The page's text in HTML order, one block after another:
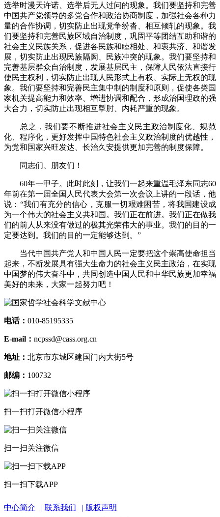
选举时漫天许诺、选举后无人过问的现象。我们要坚持和完善
中国共产党领导的多党合作和政治协商制度，加强社会各种力
量的合作协调，切实防止出现党争纷沓、相互倾轧的现象。我
们要坚持和完善民族区域自治制度，巩固平等团结互助和谐的
社会主义民族关系，促进各民族和睦相处、和衷共济、和谐发
展，切实防止出现民族隔阂、民族冲突的现象。我们要坚持和
完善基层群众自治制度，发展基层民主，保障人民依法直接行
使民主权利，切实防止出现人民形式上有权、实际上无权的现
象。我们要坚持和完善民主集中制的制度和原则，促使各类国
家机关提高能力和效率、增进协调和配合，形成治国理政的强
大合力，切实防止出现相互掣肘、内耗严重的现象。
总之，我们要不断推进社会主义民主政治制度化、规范
化、程序化，更好发挥中国特色社会主义政治制度的优越性，
为党和国家兴旺发达、长治久安提供更加完善的制度保障。
同志们、朋友们！
60年一甲子。此时此刻，让我们一起来重温毛泽东同志60
年前在第一届全国人民代表大会第一次会议上讲的一段话，他
说：“我们有充分的信心，克服一切艰难困苦，将我国建设成
为一个伟大的社会主义共和国。我们正在前进。我们正在做我
们的前人从来没有做过的极其光荣伟大的事业。我们的目的一
定要达到。我们的目的一定能够达到。”
当代中国共产党人和中国人民一定要把这个崇高使命担当
起来，不断发展具有强大生命力的社会主义民主政治，在实现
中国梦的伟大奋斗中，共同创造中国人民和中华民族更加幸福
美好的未来，大家一起努力吧！
电话： 010-85195335
E-mail： ncpssd@cass.org.cn
地址： 北京市东城区建国门内大街5号
邮编： 100732
扫一扫打开微信小程序
扫一扫关注微信
扫一扫下载APP
中心简介 联系我们
版权声明